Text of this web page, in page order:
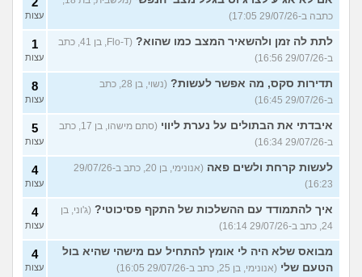
כתבה ב-29/07/26 17:05)
עצות
לתת לה זמן ולהשאיר המצב כמו שהוא?
(Flo-T, בן 41, כתב
ב-29/07/26 16:56)
1
עצות
תדירות סקס, מה אפשר לעשות?
(נשוי, בן 28, כתב
ב-29/07/26 16:45)
8
עצות
איבדתי את הבתולים על נערת ליווי
(סתם מישהו, בן 17, כתב
ב-29/07/26 16:34)
5
עצות
לעשות קרחת ולשים פאה
(אנונימי, בן 20, כתב ב-29/07/26
16:23)
4
עצות
איך להתמודד עם ההשלכות של התקף פסיכוטי? (ג'וני, בן
24, כתב ב-29/07/26 16:14)
4
עצות
מבואס שלא היה לי אומץ להתחיל עם מישהי שהיא בול
הטעם שלי (אנונימי, בן 25, כתב ב-29/07/26 16:05)
4
עצות